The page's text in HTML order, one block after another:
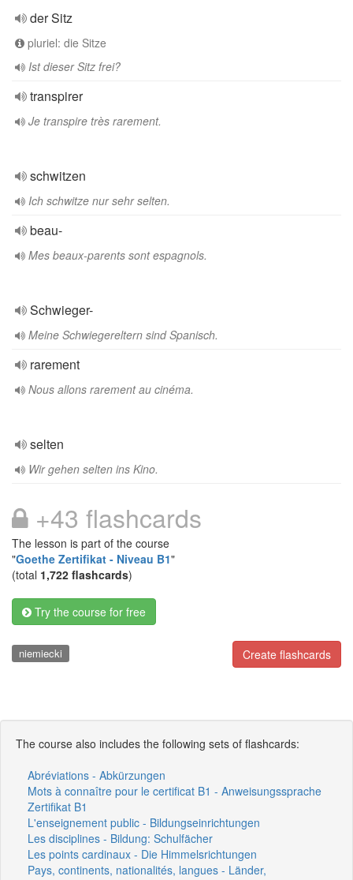
der Sitz
pluriel: die Sitze
Ist dieser Sitz frei?
transpirer
Je transpire très rarement.
schwitzen
Ich schwitze nur sehr selten.
beau-
Mes beaux-parents sont espagnols.
Schwieger-
Meine Schwiegereltern sind Spanisch.
rarement
Nous allons rarement au cinéma.
selten
Wir gehen selten ins Kino.
+43 flashcards
The lesson is part of the course
"Goethe Zertifikat - Niveau B1"
(total 1,722 flashcards)
Try the course for free
Create flashcards
niemiecki
The course also includes the following sets of flashcards:
Abréviations - Abkürzungen
Mots à connaître pour le certificat B1 - Anweisungssprache
Zertifikat B1
L'enseignement public - Bildungseinrichtungen
Les disciplines - Bildung: Schulfächer
Les points cardinaux - Die Himmelsrichtungen
Pays, continents, nationalités, langues - Länder,